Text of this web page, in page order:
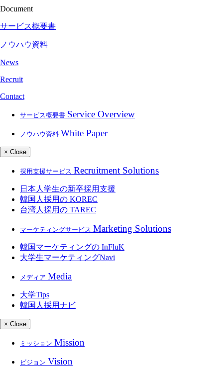
Document
サービス概要書
ノウハウ資料
News
Recruit
Contact
サービス概要書 Service Overview
ノウハウ資料 White Paper
× Close
採用支援サービス Recruitment Solutions
日本人学生の新卒採用支援
韓国人採用の KOREC
台湾人採用の TAREC
マーケティングサービス Marketing Solutions
韓国マーケティングの InFluK
大学生マーケティングNavi
メディア Media
大学Tips
韓国人採用ナビ
× Close
ミッション Mission
ビジョン Vision